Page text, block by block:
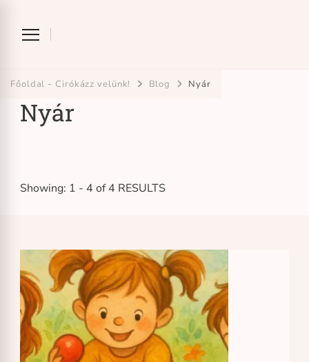
Főoldal - Cirókázz velünk! Blog Nyár
Nyár
Showing: 1 - 4 of 4 RESULTS